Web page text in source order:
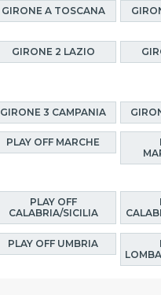
GIRONE A TOSCANA
GIRONE 2 LAZIO
GIRONE 3 CAMPANIA
PLAY OFF MARCHE
PLAY OFF
CALABRIA/SICILIA
PLAY OFF UMBRIA